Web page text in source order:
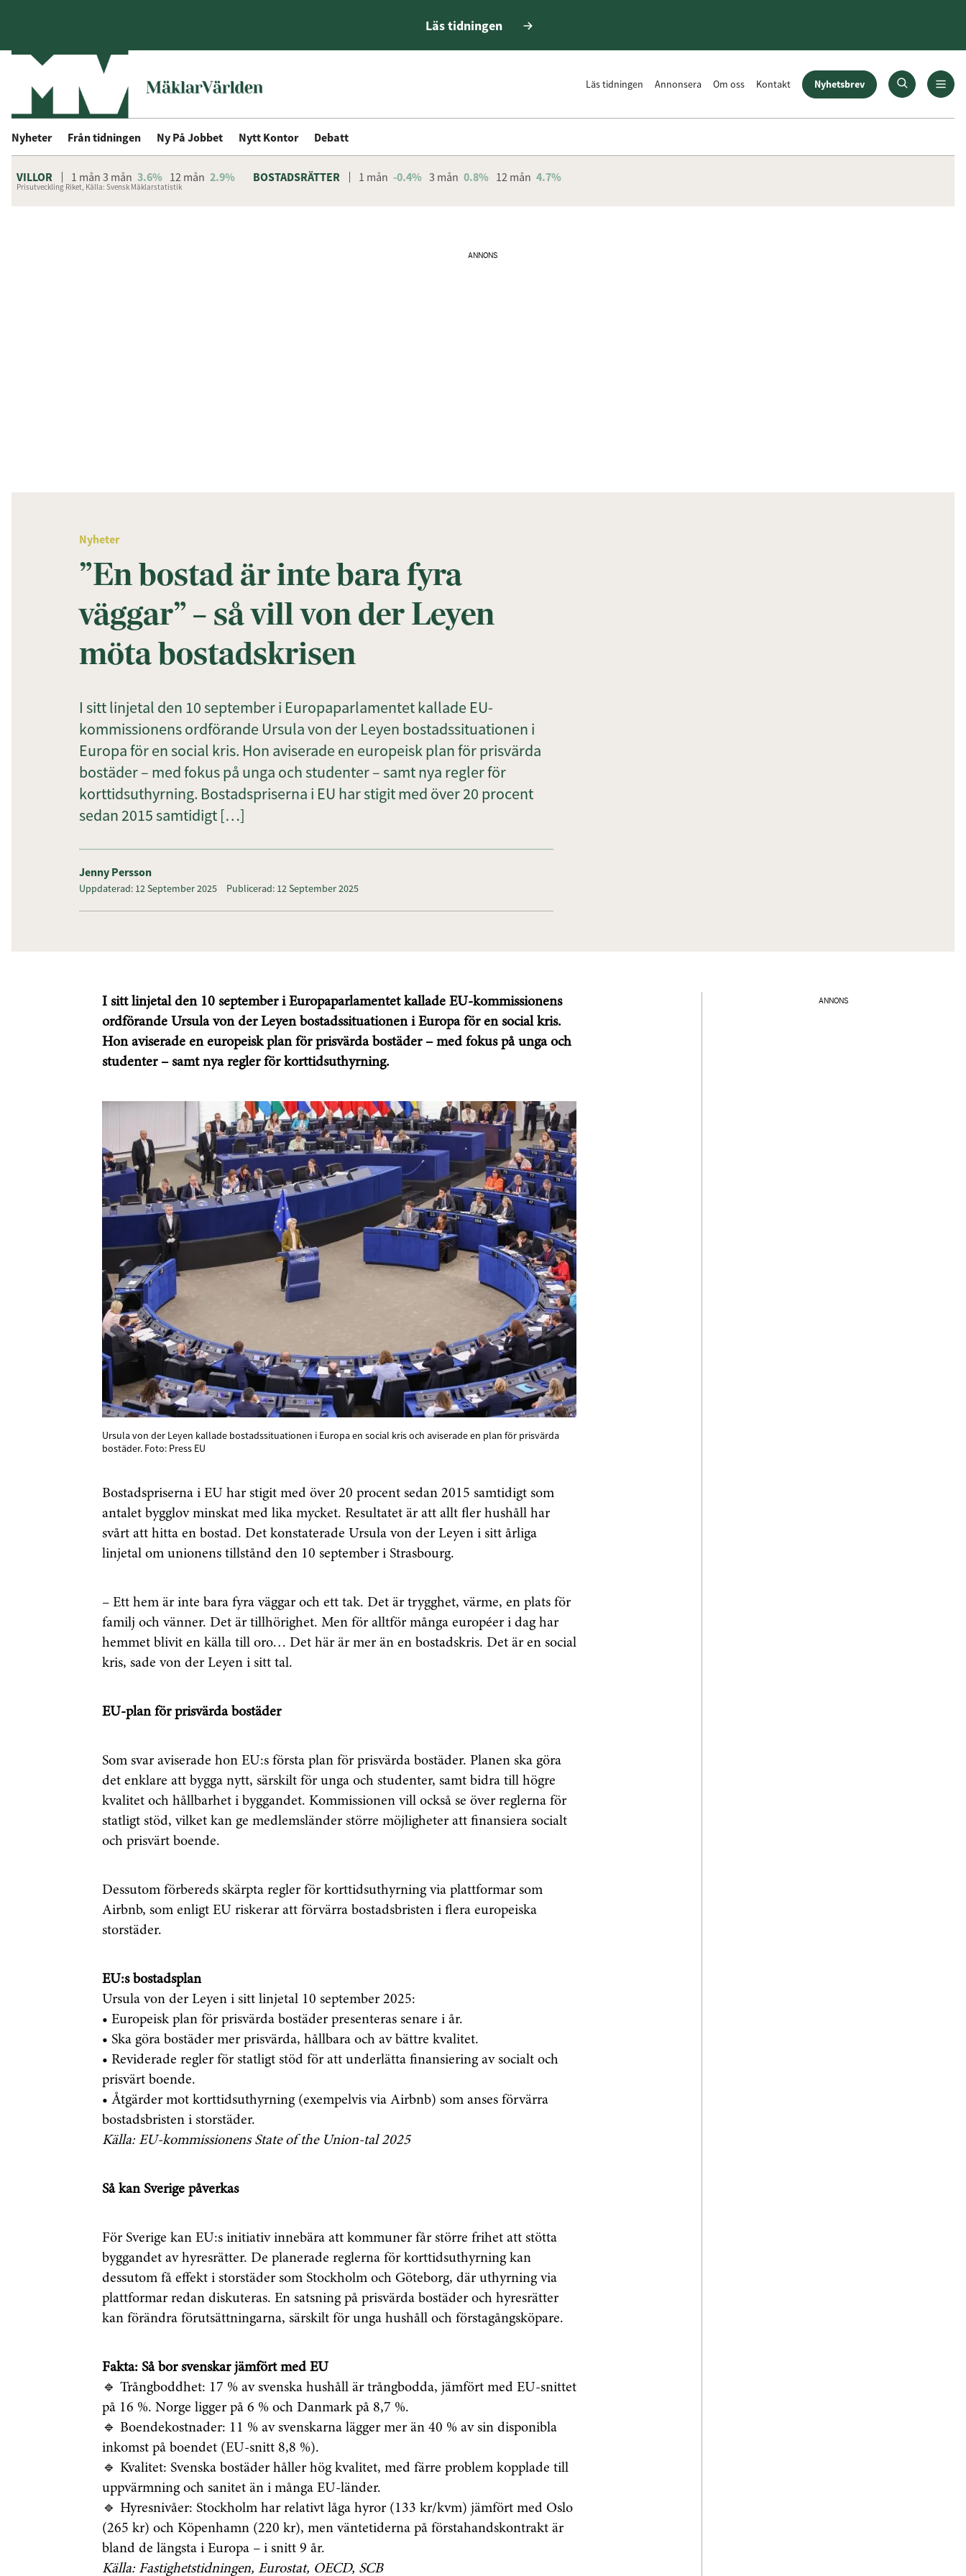
Läs tidningen
Läs tidningen Annonsera Om oss Kontakt Nyhetsbrev
Nyheter Från tidningen Ny På Jobbet Nytt Kontor Debatt
VILLOR 1 mån 3 mån 3.6% 12 mån 2.9% BOSTADSRÄTTER 1 mån -0.4% 3 mån 0.8% 12 mån 4.7%
Prisutveckling Riket, Källa: Svensk Mäklarstatistik
ANNONS
Nyheter
”En bostad är inte bara fyra
väggar” – så vill von der Leyen
möta bostadskrisen
I sitt linjetal den 10 september i Europaparlamentet kallade EU-
kommissionens ordförande Ursula von der Leyen bostadssituationen i
Europa för en social kris. Hon aviserade en europeisk plan för prisvärda
bostäder – med fokus på unga och studenter – samt nya regler för
korttidsuthyrning. Bostadspriserna i EU har stigit med över 20 procent
sedan 2015 samtidigt […]
Jenny Persson
Uppdaterad: 12 September 2025 Publicerad: 12 September 2025
I sitt linjetal den 10 september i Europaparlamentet kallade EU-kommissionens
ordförande Ursula von der Leyen bostadssituationen i Europa för en social kris.
Hon aviserade en europeisk plan för prisvärda bostäder – med fokus på unga och
studenter – samt nya regler för korttidsuthyrning.
Ursula von der Leyen kallade bostadssituationen i Europa en social kris och aviserade en plan för prisvärda
bostäder. Foto: Press EU
Bostadspriserna i EU har stigit med över 20 procent sedan 2015 samtidigt som
antalet bygglov minskat med lika mycket. Resultatet är att allt fler hushåll har
svårt att hitta en bostad. Det konstaterade Ursula von der Leyen i sitt årliga
linjetal om unionens tillstånd den 10 september i Strasbourg.
– Ett hem är inte bara fyra väggar och ett tak. Det är trygghet, värme, en plats för
familj och vänner. Det är tillhörighet. Men för alltför många européer i dag har
hemmet blivit en källa till oro… Det här är mer än en bostadskris. Det är en social
kris, sade von der Leyen i sitt tal.
EU-plan för prisvärda bostäder
Som svar aviserade hon EU:s första plan för prisvärda bostäder. Planen ska göra
det enklare att bygga nytt, särskilt för unga och studenter, samt bidra till högre
kvalitet och hållbarhet i byggandet. Kommissionen vill också se över reglerna för
statligt stöd, vilket kan ge medlemsländer större möjligheter att finansiera socialt
och prisvärt boende.
Dessutom förbereds skärpta regler för korttidsuthyrning via plattformar som
Airbnb, som enligt EU riskerar att förvärra bostadsbristen i flera europeiska
storstäder.
EU:s bostadsplan
Ursula von der Leyen i sitt linjetal 10 september 2025:
• Europeisk plan för prisvärda bostäder presenteras senare i år.
• Ska göra bostäder mer prisvärda, hållbara och av bättre kvalitet.
• Reviderade regler för statligt stöd för att underlätta finansiering av socialt och
prisvärt boende.
• Åtgärder mot korttidsuthyrning(exempelvis via Airbnb) som anses förvärra
bostadsbristen i storstäder.
Källa: EU-kommissionens State of the Union-tal 2025
Så kan Sverige påverkas
För Sverige kan EU:s initiativ innebära att kommuner får större frihet att stötta
byggandet av hyresrätter. De planerade reglerna för korttidsuthyrning kan
dessutom få effekt i storstäder som Stockholm och Göteborg, där uthyrning via
plattformar redan diskuteras. En satsning på prisvärda bostäder och hyresrätter
kan förändra förutsättningarna, särskilt för unga hushåll och förstagångsköpare.
Fakta: Så bor svenskar jämfört med EU
🔹 Trångboddhet: 17 % av svenska hushåll är trångbodda, jämfört med EU-snittet
på 16 %. Norge ligger på 6 % och Danmark på 8,7 %.
🔹 Boendekostnader: 11 % av svenskarna lägger mer än 40 % av sin disponibla
inkomst på boendet (EU-snitt 8,8 %).
🔹 Kvalitet: Svenska bostäder håller hög kvalitet, med färre problem kopplade till
uppvärmning och sanitet än i många EU-länder.
🔹 Hyresnivåer: Stockholm har relativt låga hyror (133 kr/kvm) jämfört med Oslo
(265 kr) och Köpenhamn (220 kr), men väntetiderna på förstahandskontrakt är
bland de längsta i Europa – i snitt 9 år.
Källa: Fastighetstidningen, Eurostat, OECD, SCB
ANNONS
Få den senaste informationen
först
Prenumerera
Genom att klicka på "Prenumerera" ger du samtycke till att vi
sparar och använder dina personuppgifter i enlighet med vår